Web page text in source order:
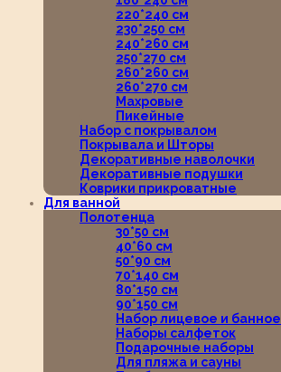
220*240 см
230*250 см
240*260 см
250*270 см
260*260 см
260*270 см
Махровые
Пикейные
Набор с покрывалом
Покрывала и Шторы
Декоративные наволочки
Декоративные подушки
Коврики прикроватные
Для ванной
Полотенца
30*50 см
40*60 см
50*90 см
70*140 см
80*150 см
90*150 см
Набор лицевое и банное
Наборы салфеток
Подарочные наборы
Для пляжа и сауны